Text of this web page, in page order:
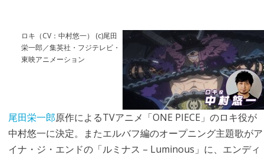
ロキ（CV：中村悠一） (c)尾田
栄一郎／集英社・フジテレビ・
東映アニメーション
尾田栄一郎原作によるTVアニメ「ONE PIECE」のロキ役が
中村悠一に決定。またエルバフ編のオープニング主題歌がア
イナ・ジ・エンドの「ルミナス – Luminous」に、エンディ